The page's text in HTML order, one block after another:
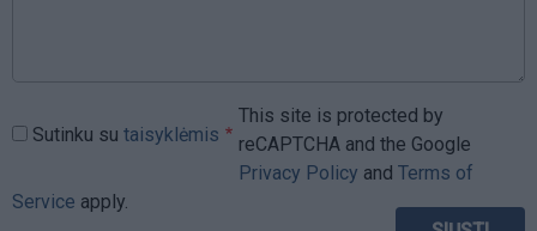
Sutinku su taisyklėmis
This site is protected by
reCAPTCHA and the Google
Privacy Policy and Terms of
Service apply.